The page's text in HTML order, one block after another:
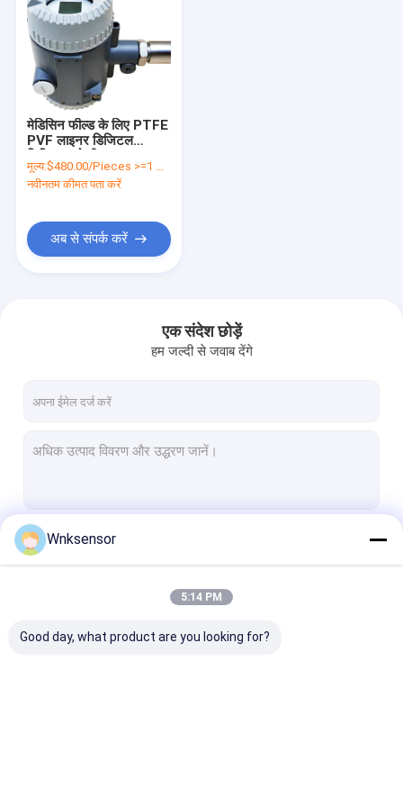
कारखाने का दौरा
गुणवत्ता नियंत्रण
VR
मेडिसिन फील्ड के लिए PTFE
PVF लाइनर डिजिटल
मूल्य:$480.00/Pieces >=1 Pieces
नवीनतम कीमत पता करें
अब से संपर्क करें
एक संदेश छोड़ें
हम जल्दी से जवाब देंगे
Wnksensor
5:14 PM
Good day, what product are you looking for?